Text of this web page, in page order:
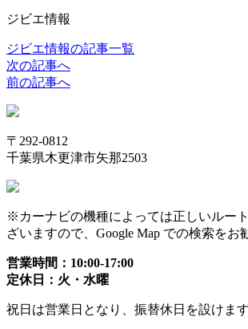
ジビエ情報
ジビエ情報の記事一覧
次の記事へ
前の記事へ
〒292-0812
千葉県木更津市矢那2503
※カーナビの機種によっては正しいルー
ざいますので、Google Map での検索をお
営業時間：10:00-17:00
定休日：火・水曜
祝日は営業日となり、振替休日を設けます